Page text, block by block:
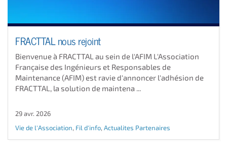
FRACTTAL nous rejoint
Bienvenue à FRACTTAL au sein de l'AFIM L'Association
Française des Ingénieurs et Responsables de
Maintenance (AFIM) est ravie d'annoncer l'adhésion de
FRACTTAL, la solution de maintena ...
29 avr. 2026
Vie de l'Association, Fil d'info, Actualites Partenaires